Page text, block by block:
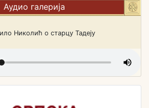
Аудио галерија
Николић о старцу Тадеју